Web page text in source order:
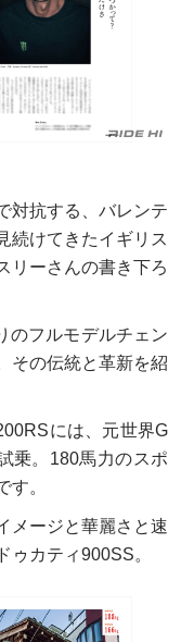
対抗する、バレンテ
続けてきたイギリス
リーさんの書き下ろ
のフルモデルチェン
その伝統と革新を紹
には、元世界G
乗。180馬力のスポ
す。
メージと華麗さと速
ゥカティ900SS。